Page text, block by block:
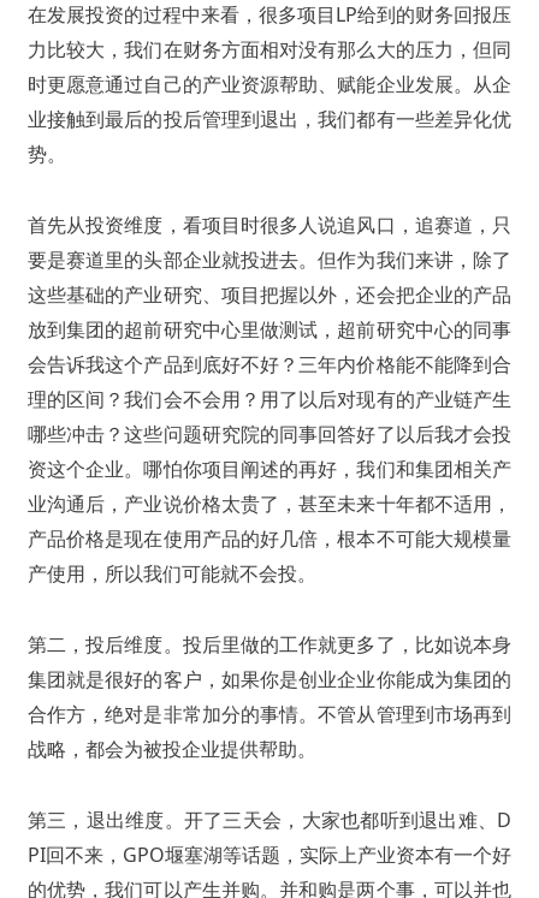
在发展投资的过程中来看，很多项目LP给到的财务回报压
力比较大，我们在财务方面相对没有那么大的压力，但同
时更愿意通过自己的产业资源帮助、赋能企业发展。从企
业接触到最后的投后管理到退出，我们都有一些差异化优
势。
首先从投资维度，看项目时很多人说追风口，追赛道，只
要是赛道里的头部企业就投进去。但作为我们来讲，除了
这些基础的产业研究、项目把握以外，还会把企业的产品
放到集团的超前研究中心里做测试，超前研究中心的同事
会告诉我这个产品到底好不好？三年内价格能不能降到合
理的区间？我们会不会用？用了以后对现有的产业链产生
哪些冲击？这些问题研究院的同事回答好了以后我才会投
资这个企业。哪怕你项目阐述的再好，我们和集团相关产
业沟通后，产业说价格太贵了，甚至未来十年都不适用，
产品价格是现在使用产品的好几倍，根本不可能大规模量
产使用，所以我们可能就不会投。
第二，投后维度。投后里做的工作就更多了，比如说本身
集团就是很好的客户，如果你是创业企业你能成为集团的
合作方，绝对是非常加分的事情。不管从管理到市场再到
战略，都会为被投企业提供帮助。
第三，退出维度。开了三天会，大家也都听到退出难、D
PI回不来，GPO堰塞湖等话题，实际上产业资本有一个好
的优势，我们可以产生并购。并和购是两个事，可以并也